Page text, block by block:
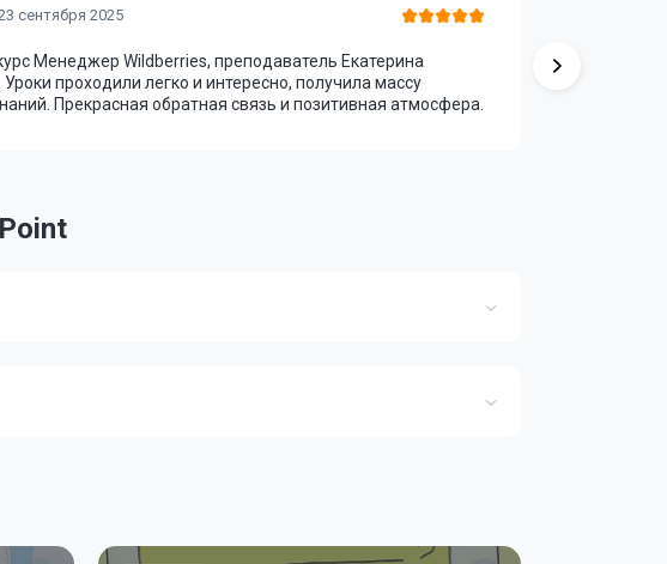
сентября 2025
Менеджер Wildberries, преподаватель Екатерина
проходили легко и интересно, получила массу
Прекрасная обратная связь и позитивная атмосфера.